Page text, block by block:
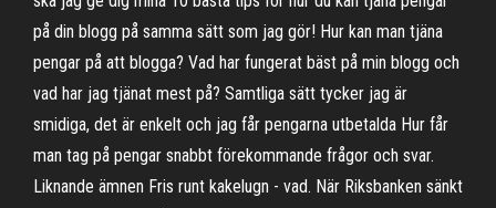
på din blogg på samma sätt som jag gör! Hur kan man tjäna
pengar på att blogga? Vad har fungerat bäst på min blogg och
vad har jag tjänat mest på? Samtliga sätt tycker jag är
smidiga, det är enkelt och jag får pengarna utbetalda Hur får
man tag på pengar snabbt förekommande frågor och svar.
Liknande ämnen Fris runt kakelugn - vad. När Riksbanken sänkt